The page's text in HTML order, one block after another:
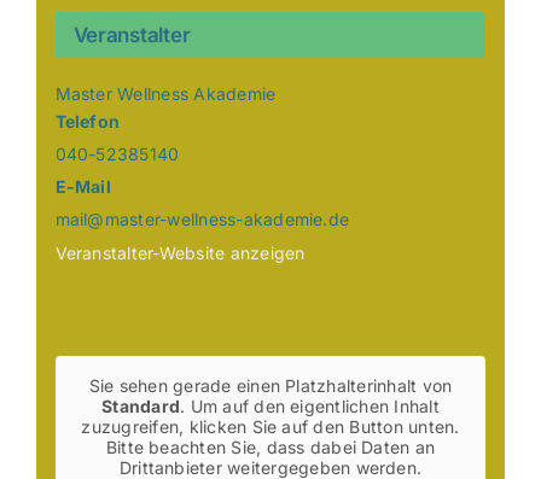
Veranstalter
Master Wellness Akademie
Telefon
040-52385140
E-Mail
mail@master-wellness-akademie.de
Veranstalter-Website anzeigen
Sie sehen gerade einen Platzhalterinhalt von
Standard. Um auf den eigentlichen Inhalt
zuzugreifen, klicken Sie auf den Button unten.
Bitte beachten Sie, dass dabei Daten an
Drittanbieter weitergegeben werden.